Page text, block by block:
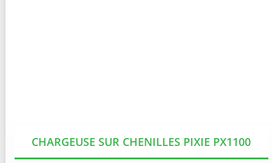
CHARGEUSE SUR CHENILLES PIXIE PX1100